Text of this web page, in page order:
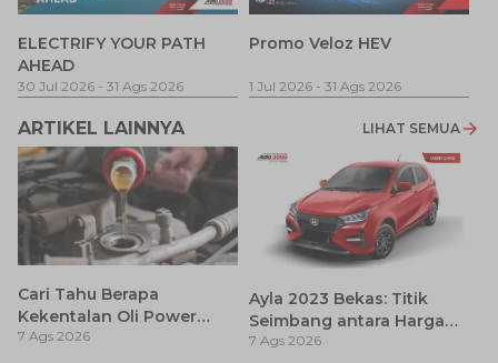
ELECTRIFY YOUR PATH
AHEAD
30 Jul 2026 - 31 Ags 2026
Promo Veloz HEV
1 Jul 2026 - 31 Ags 2026
ARTIKEL LAINNYA LIHAT SEMUA
Cari Tahu Berapa
Kekentalan Oli Power
Steering dan Tips
7 Ags 2026
Ayla 2023 Bekas: Titik
Seimbang antara Harga
dan Pembaruan Teknologi
7 Ags 2026